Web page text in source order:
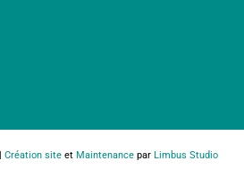
Création site et Maintenance par Limbus Studio